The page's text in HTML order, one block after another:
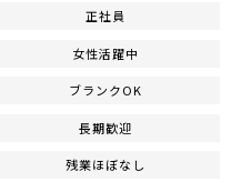
正社員
女性活躍中
ブランクOK
長期歓迎
残業ほぼなし